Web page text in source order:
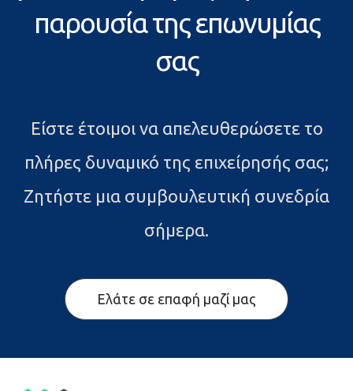
παρουσία της επωνυμίας
σας
Είστε έτοιμοι να απελευθερώσετε το
πλήρες δυναμικό της επιχείρησής σας;
Ζητήστε μια συμβουλευτική συνεδρία
σήμερα.
Ελάτε σε επαφή μαζί μας